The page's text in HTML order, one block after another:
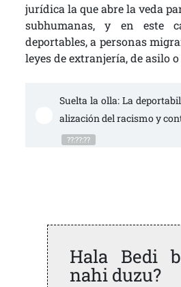
jurídica la que abre la veda
subhumanas, y en este
deportables, a personas
leyes de extranjería, de asilo o
Suelta la olla: La
alización del racismo y
??:??:??
Hala Bedi
nahi duzu?